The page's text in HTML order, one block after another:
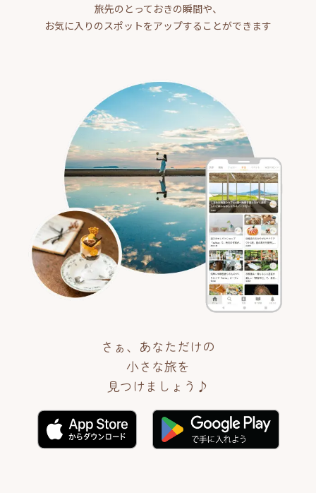
旅先のとっておきの瞬間や、
お気に入りのスポットをアップすることができます
さぁ、あなただけの
小さな旅を
見つけましょう♪